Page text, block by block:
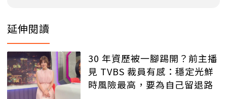
延伸閱讀
30 年資歷被一腳踢開？前主播
見 TVBS 裁員有感：穩定光鮮
時風險最高，要為自己留退路